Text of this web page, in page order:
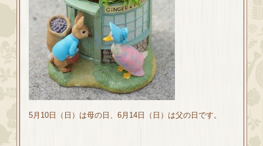
5月10日（日）は母の日、6月14日（日）は父の日です。